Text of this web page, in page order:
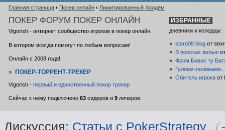
Главная страница ‹ Покер онлайн ‹ Лимитированный Холдем
ПОКЕР ФОРУМ ПОКЕР ОНЛАЙН
Vigorish - интернет сообщество игроков в покер онлайн.
В котором всегда помогут по любым вопросам!
Онлайн с 2008 года!
»ПОКЕР-ТОРРЕНТ-ТРЕКЕР
Vigorish -первый и единственный покер трекер
Сейчас к нему подключено63 сидеров и9 личеров.
ИЗБРАННЫЕ
дневники и колодцы:
»storo08 blog от
»
В поисках велью
»Фром Бивис ту
»
Гуляем-
»Обитель игрока от
Дискуссия: Статьи с PokerStrategy (